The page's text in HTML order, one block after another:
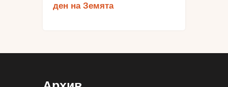
ден на Земята